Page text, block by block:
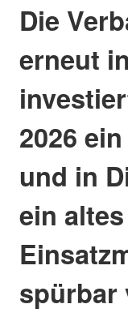
Die
erneut
2026
und in
ein
spürbar